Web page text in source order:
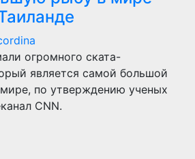
огромного ската-
является самой большой
по утверждению ученых
CNN.